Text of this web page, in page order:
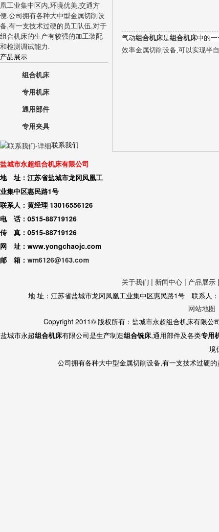
产品展示
组合机床
专用机床
通用部件
专用夹具
联系我们
盐城市永超组合机床有限公司
地 址：江苏省盐城市龙冈凤凰工
业集中区惠民路1号
联系人：黄经理 13016556126
电 话：0515-88719126
传 真：0515-88719126
网 址：www.yongchaojc.com
邮 箱： wm6126@163.com
气动组合机床是组合机床中的一
效率金属切削设备,可以实现半
关于我们 | 新闻中心 | 产品展示
地 址：江苏省盐城市龙冈凤凰工业集中区惠民路1号 联系
网站地图
Copyright 2011© 版权所有：盐城市永超组合机床有限
盐城市永超组合机床有限公司是生产制造组合铣床,通用部件及各类专用
境
公司拥有各种大中型金属切削设备,有一支技术过硬